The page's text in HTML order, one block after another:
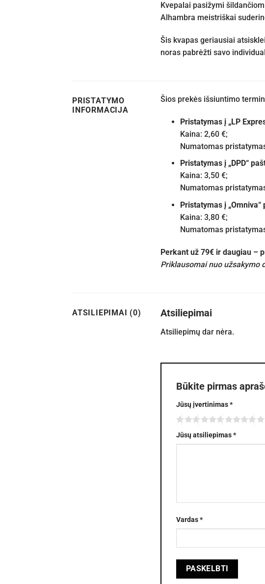
Kvepalai pasižymi
Alhambra meistriškai
Šis kvapas geriausiai
noras pabrėžti savo
PRISTATYMO
INFORMACIJA
Šios prekės išsiuntimo
Pristatymas į „LP
Kaina: 2,60 €;
Numatomas
Pristatymas į „DPD“
Kaina: 3,50 €;
Numatomas
Pristatymas į „Omniva“
Kaina: 3,80 €;
Numatomas
Perkant už 79€ ir daugiau –
Priklausomai nuo užsakymo
ATSILIEPIMAI (0) Atsiliepimai
Atsiliepimų dar nėra.
Būkite pirmas
Jūsų įvertinimas*
Jūsų atsiliepimas*
Vardas*